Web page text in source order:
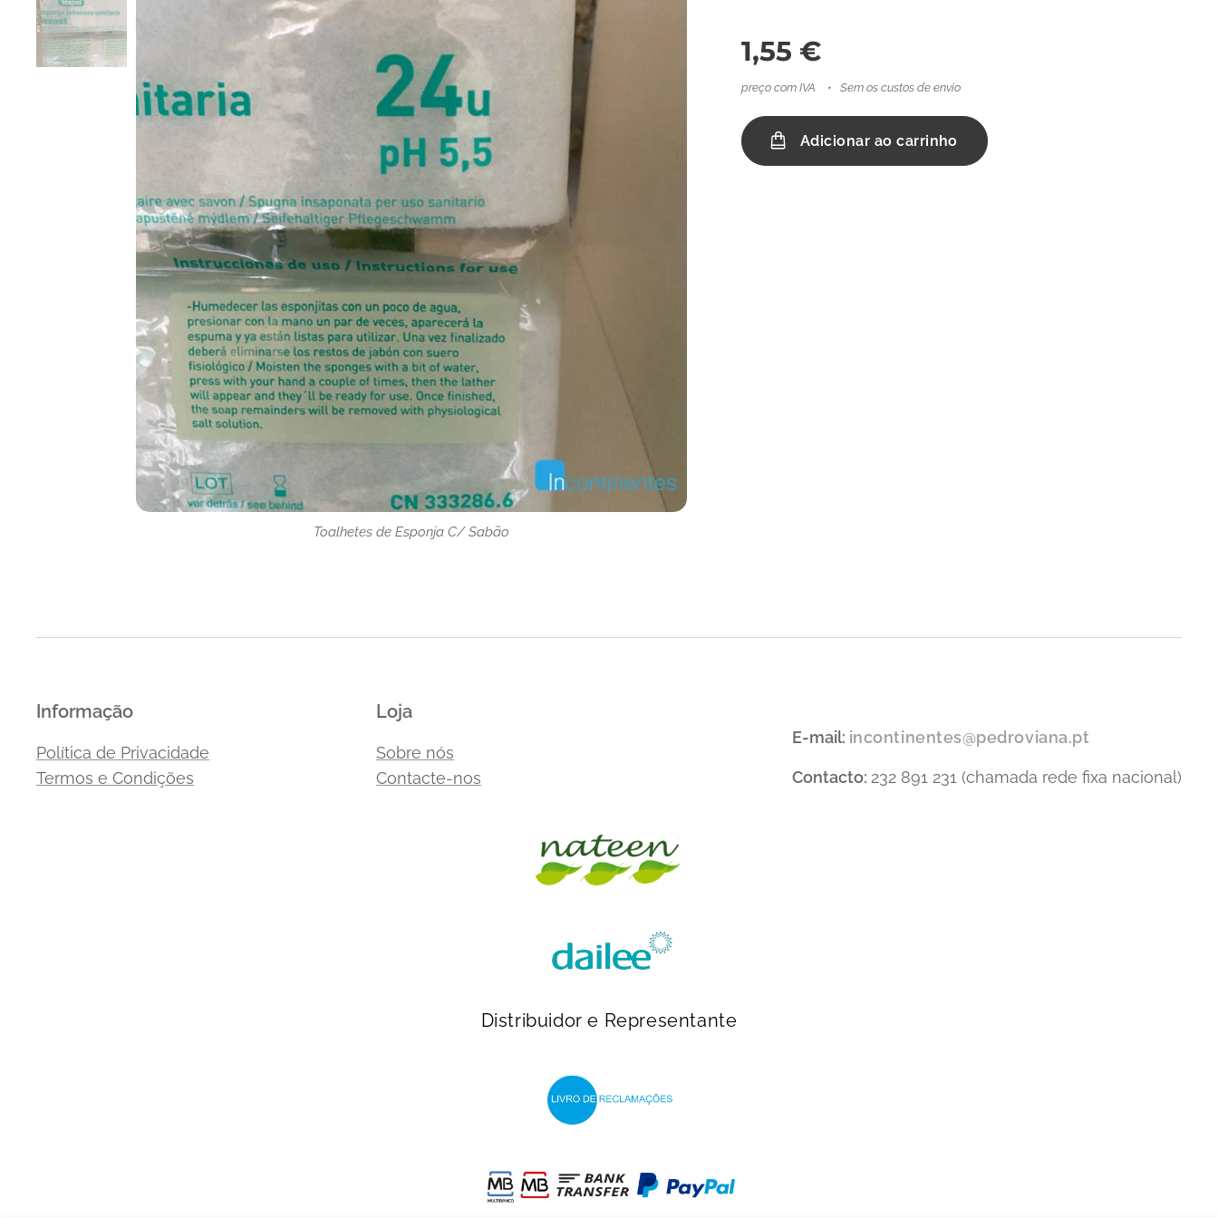
Toalhetes de Esponja C/ Sabão
Toalhetes de Esponja C/ Sabão
1,55 €
preço com IVA Sem os custos de envio
Adicionar ao carrinho
Informação
Política de Privacidade
Termos e Condições
Loja
Sobre nós
Contacte-nos
E-mail: incontinentes@pedroviana.pt
Contacto: 232 891 231 (chamada rede fixa nacional)
Distribuidor e Representante